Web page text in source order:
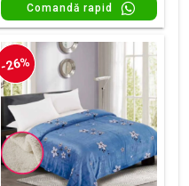
Comandă rapid
-26%